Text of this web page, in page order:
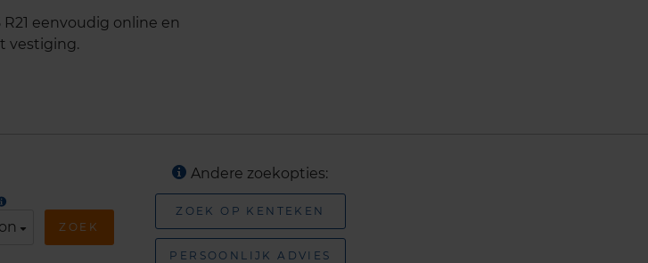
R21 eenvoudig online en
vestiging.
ZOEK
Andere zoekopties:
ZOEK OP KENTEKEN
PERSOONLIJK ADVIES